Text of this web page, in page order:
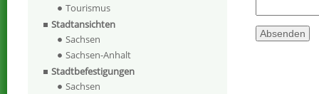
Tourismus
Stadtansichten
Sachsen
Sachsen-Anhalt
Stadtbefestigungen
Sachsen